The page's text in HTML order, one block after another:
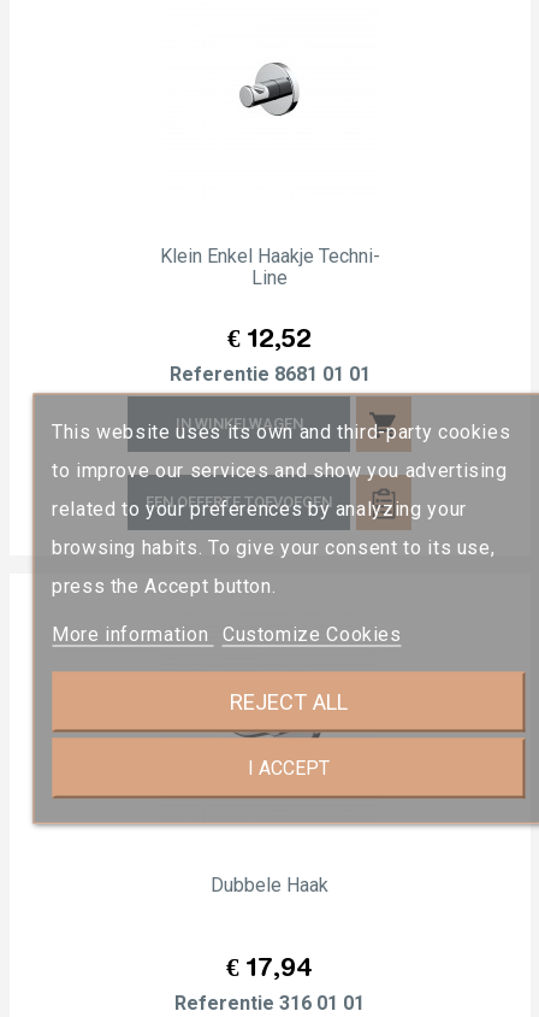
This website uses its own and third-party cookies
to improve our services and show you advertising
related to your preferences by analyzing your
browsing habits. To give your consent to its use,
press the Accept button.
More information Customize Cookies
REJECT ALL
I ACCEPT
Klein Enkel Haakje Techni-
Line
Prijs
€ 12,52
Referentie 8681 01 01
IN WINKELWAGEN shopping_cart
EEN OFFERTE TOEVOEGEN
Dubbele Haak
Prijs
€ 17,94
Referentie 316 01 01